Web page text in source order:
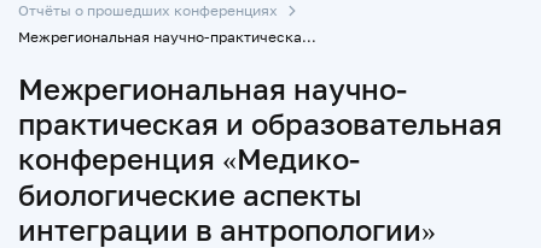
Отчёты о прошедших конференциях
Межрегиональная научно-практическая и образовательная конференция «Медико-биологические аспекты интеграции в антропологии»
Межрегиональная научно-
практическая и образовательная
конференция «Медико-
биологические аспекты
интеграции в антропологии»